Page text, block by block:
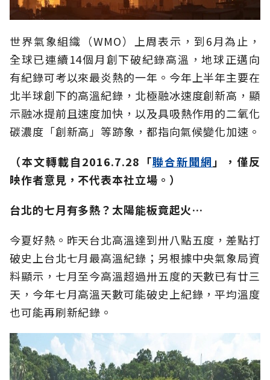
世界氣象組織（WMO）上周表示，到6月為止，
全球已連續14個月創下破紀錄高溫，地球正邁向
有紀錄可考以來最炎熱的一年。今年上半年主要在
北半球創下的高溫紀錄，北極融冰速度創新高，顯
示融冰提前且速度加快，以及具吸熱作用的二氧化
碳濃度「創新高」等跡象，都指向氣候變化加速。
（本文轉載自2016.7.28 「聯合新聞網 」，僅反
映作者意見，不代表本社立場。）
台北的七月有多熱？太陽能板竟起火…
今夏好熱。昨天台北高溫達到卅八點五度，差點打
破史上台北七月最高溫紀錄；另根據中央氣象局資
料顯示，七月至今高溫超過卅五度的天數已有廿三
天，今年七月高溫天數可能破史上紀錄，平均溫度
也可能再刷新紀錄。